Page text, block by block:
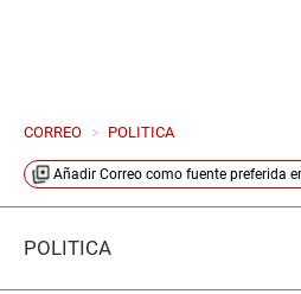
CORREO > POLITICA
Añadir Correo como fuente preferida
POLÍTICA